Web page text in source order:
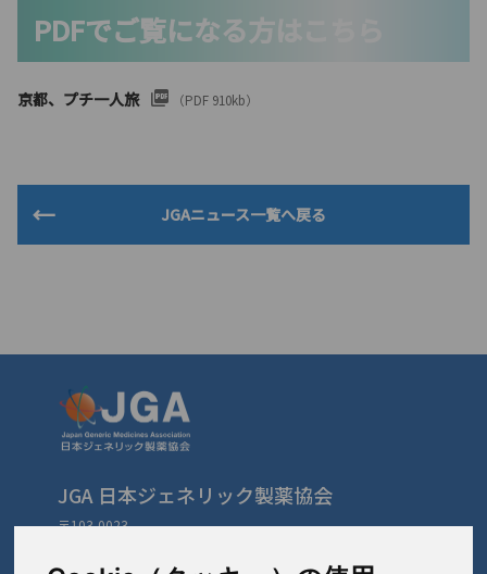
PDFでご覧になる方はこちら
京都、プチ一人旅 （PDF 910kb）
JGAニュース一覧へ戻る
JGA 日本ジェネリック製薬協会
〒103-0023
TEL: 03-3279-1890 / FAX: 03-3241-2978